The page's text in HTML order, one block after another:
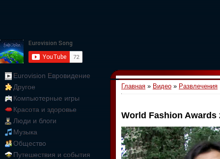
Eurovision Евровидение
Другое
Компьютерные игры
Красота и здоровье
Люди и блоги
Музыка
Общество
Путешествия и события
Главная » Видео » Развлечения
World Fashion Awards